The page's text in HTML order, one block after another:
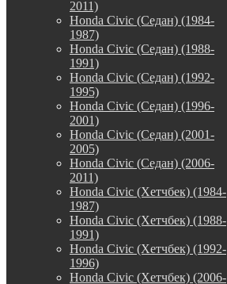
2011)
Honda Civic (Седан) (1984-
1987)
Honda Civic (Седан) (1988-
1991)
Honda Civic (Седан) (1992-
1995)
Honda Civic (Седан) (1996-
2001)
Honda Civic (Седан) (2001-
2005)
Honda Civic (Седан) (2006-
2011)
Honda Civic (Хетчбек) (1984-
1987)
Honda Civic (Хетчбек) (1988-
1991)
Honda Civic (Хетчбек) (1992-
1996)
Honda Civic (Хетчбек) (2006-